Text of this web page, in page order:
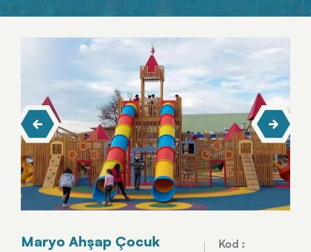
Maryo Ahşap Çocuk
Kod :